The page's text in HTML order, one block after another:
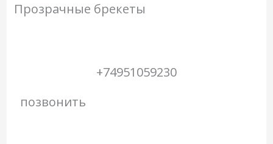
Прозрачные брекеты
+74951059230
позвонить